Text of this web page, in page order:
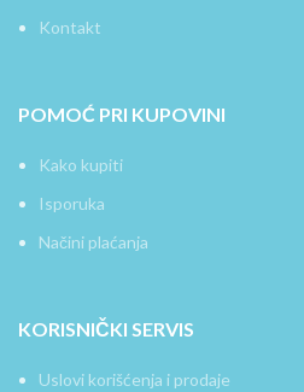
Kontakt
POMOĆ PRI KUPOVINI
Kako kupiti
Isporuka
Načini plaćanja
KORISNIČKI SERVIS
Uslovi korišćenja i prodaje